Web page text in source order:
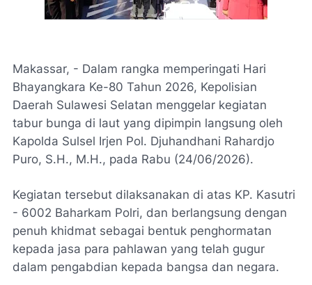
Makassar, - Dalam rangka memperingati Hari
Bhayangkara Ke-80 Tahun 2026, Kepolisian
Daerah Sulawesi Selatan menggelar kegiatan
tabur bunga di laut yang dipimpin langsung oleh
Kapolda Sulsel Irjen Pol. Djuhandhani Rahardjo
Puro, S.H., M.H., pada Rabu (24/06/2026).
Kegiatan tersebut dilaksanakan di atas KP. Kasutri
- 6002 Baharkam Polri, dan berlangsung dengan
penuh khidmat sebagai bentuk penghormatan
kepada jasa para pahlawan yang telah gugur
dalam pengabdian kepada bangsa dan negara.